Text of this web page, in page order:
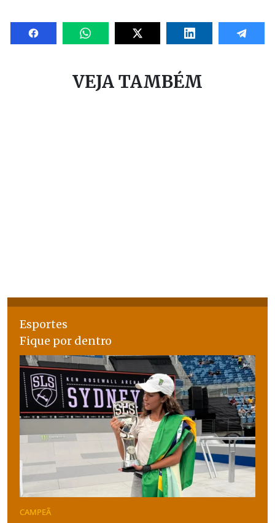
VEJA TAMBÉM
Esportes
Fique por dentro
CAMPEÃ